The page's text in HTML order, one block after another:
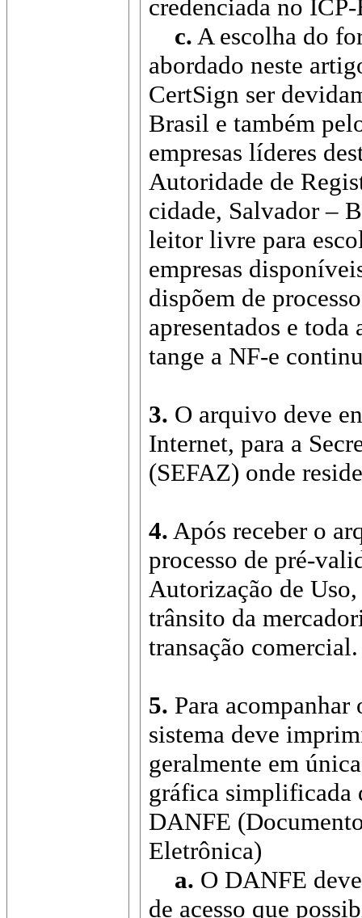
credenciada no
c. A escolha do
abordado neste
CertSign ser
Brasil e também
empresas líderes
Autoridade de
cidade, Salvador –
leitor livre para
empresas
dispõem de
apresentados e
tange a NF-e
3. O arquivo deve
Internet, para a
(SEFAZ) onde
4. Após receber o
processo de pré-
Autorização de
trânsito da
transação comercial.
5. Para
sistema deve
geralmente em
gráfica simplificada
DANFE
Eletrônica)
a. O DANFE
de acesso que